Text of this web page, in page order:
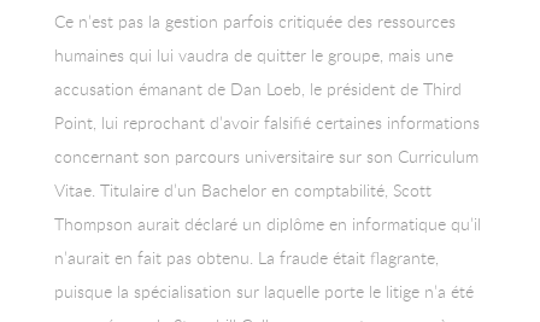
Ce n’est pas la gestion parfois critiquée des ressources
humaines qui lui vaudra de quitter le groupe, mais une
accusation émanant de Dan Loeb, le président de Third
Point, lui reprochant d’avoir falsifié certaines informations
concernant son parcours universitaire sur son Curriculum
Vitae. Titulaire d’un Bachelor en comptabilité, Scott
Thompson aurait déclaré un diplôme en informatique qu’il
n’aurait en fait pas obtenu. La fraude était flagrante,
puisque la spécialisation sur laquelle porte le litige n’a été